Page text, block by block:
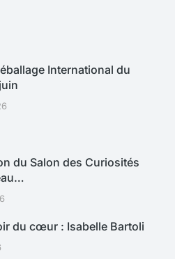
International du
du Salon des Curiosités
du cœur : Isabelle Bartoli